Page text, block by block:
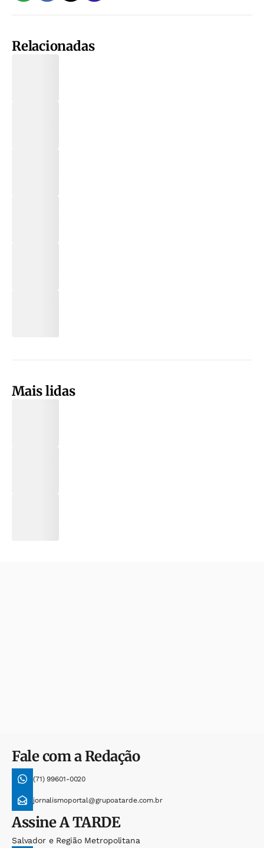
Relacionadas
Mais lidas
Fale com a Redação
(71) 99601-0020
jornalismoportal@grupoatarde.com.br
AssineA TARDE
Salvador e Região Metropolitana